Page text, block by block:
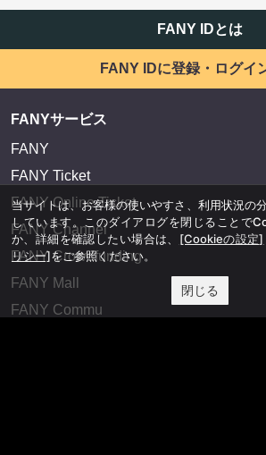
FANY IDとは
FANY IDに登録・ログイ
FANYサービス
FANY
FANY Ticket
FANY Online Ticket
FANY Channel
FANY Crowdfunding
FANY Mall
FANY Commu
当サイトは、お客様の使いやすさ、利用状況の
しています。このダイアログを閉じることで
か、詳細を確認したい場合は、 [Cookieの設定]
リシー]をご参照ください。
閉じる